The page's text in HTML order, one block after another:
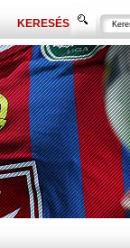
KERESÉS